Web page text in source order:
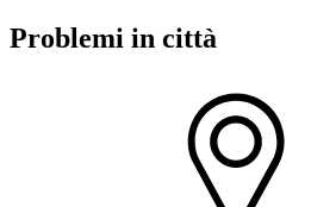
Problemi in città